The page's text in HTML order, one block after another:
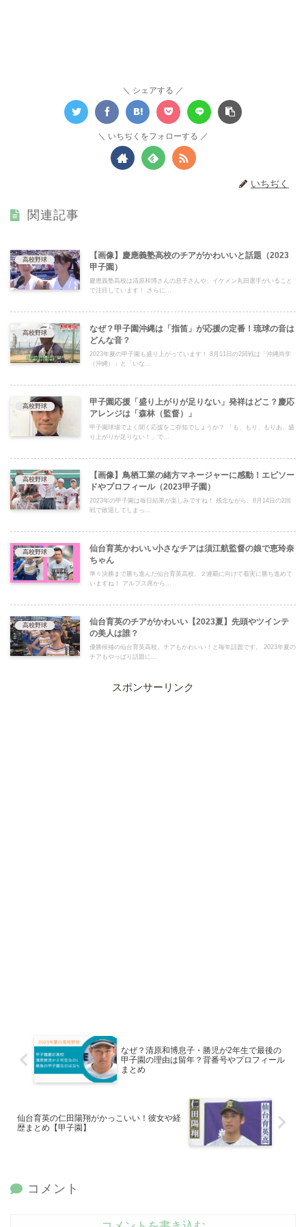
シェアする
いちぢくをフォローする
いちぢく
関連記事
高校野球
【画像】慶應義塾高校のチアがかわいいと話題（2023
甲子園）
慶應義塾高校は清原和博さんの息子さんや、イケメン丸田選手がいること
で注目しています！ さらに...
高校野球
なぜ？甲子園沖縄は「指笛」が応援の定番！琉球の音は
どんな音？
2023年夏の甲子園も盛り上がっています！ 8月11日の2回戦は「沖縄尚学
（沖縄）」と「いな...
高校野球
甲子園応援「盛り上がりが足りない」発祥はどこ？慶応
アレンジは「森林（監督）」
甲子園球場でよく聞く応援をご存知でしょうか？ 「も、もり、もりあ、盛
り上がりが足りない！」で...
高校野球
【画像】鳥栖工業の緒方マネージャーに感動！エピソー
ドやプロフィール（2023甲子園）
2023年の甲子園は毎日結果が楽しみですね！ 残念ながら、8月14日の2回
戦で敗退してしまっ...
高校野球
仙台育英かわいい小さなチアは須江航監督の娘で恵玲奈
ちゃん
準々決勝まで勝ち進んだ仙台育英高校。２連覇に向けて着実に勝ち進めて
いますね！ アルプス席から...
高校野球
仙台育英のチアがかわいい【2023夏】先頭やツインテ
の美人は誰？
優勝候補の仙台育英高校。チアもかわいい！と毎年話題です。 2023年夏の
チアもやっぱり話題に...
スポンサーリンク
なぜ？清原和博息子・勝児が2年生で最後の
甲子園の理由は留年？背番号やプロフィール
まとめ
仙台育英の仁田陽翔がかっこいい！彼女や経
歴まとめ【甲子園】
コメント